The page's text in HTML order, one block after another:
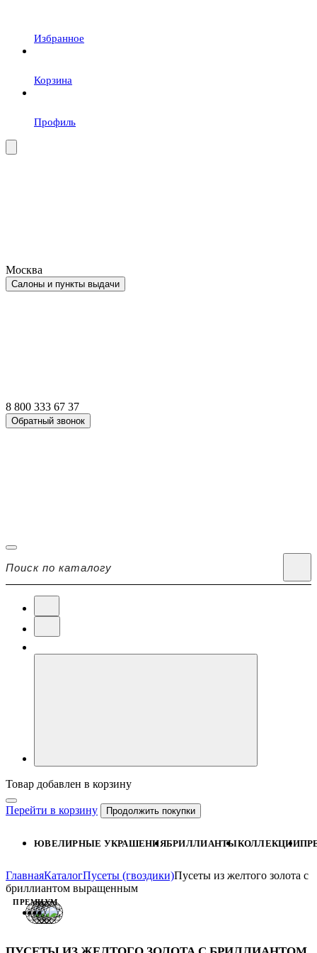
Избранное
Корзина
Профиль
Москва
Салоны и пункты выдачи
8 800 333 67 37
Обратный звонок
Товар добавлен в корзину
Перейти в корзину Продолжить покупки
ЮВЕЛИРНЫЕ УКРАШЕНИЯБРИЛЛИАНТЫКОЛЛЕКЦИИ
ГлавнаяКаталогПусеты (гвоздики)Пусеты из желтого золота с
бриллиантом выращенным
ПРЕМИУМ